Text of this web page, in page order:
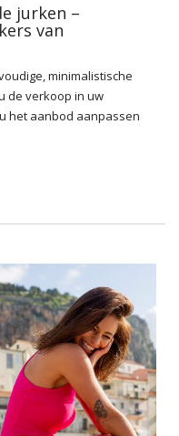
jurken –
van
minimalistische
de verkoop in uw
het aanbod aanpassen
in het assortiment.
en halen er zelf de
ze in elke
de gewenste look
beste voorbeelden van
de groothandel vindt!
of mode